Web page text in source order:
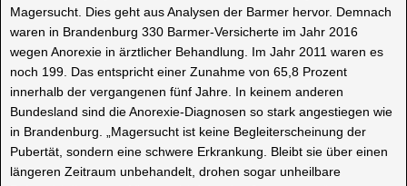
Magersucht. Dies geht aus Analysen der Barmer hervor. Demnach
waren in Brandenburg 330 Barmer-Versicherte im Jahr 2016
wegen Anorexie in ärztlicher Behandlung. Im Jahr 2011 waren es
noch 199. Das entspricht einer Zunahme von 65,8 Prozent
innerhalb der vergangenen fünf Jahre. In keinem anderen
Bundesland sind die Anorexie-Diagnosen so stark angestiegen wie
in Brandenburg. „Magersucht ist keine Begleiterscheinung der
Pubertät, sondern eine schwere Erkrankung. Bleibt sie über einen
längeren Zeitraum unbehandelt, drohen sogar unheilbare